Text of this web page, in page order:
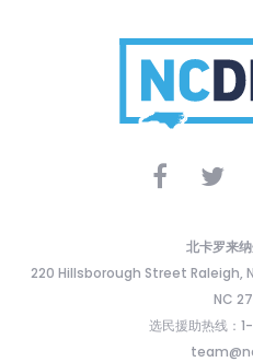
北卡罗来
220 Hillsborough Street Raleigh,
NC
选民援助热线